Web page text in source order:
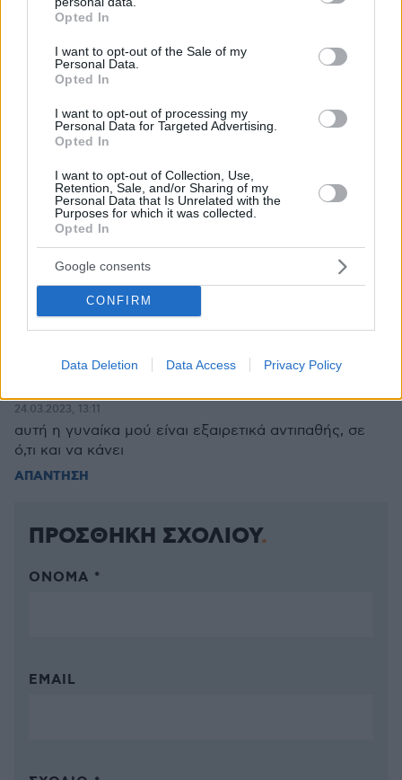
grant or deny consent to Google and its third-party tags to
use your data for below specified purposes in below Google
consent section.
Opted In
I want to opt-out of the Sale of my
Personal Data.
Opted In
I want to opt-out of processing my
Personal Data for Targeted Advertising.
Opted In
I want to opt-out of Collection, Use,
Retention, Sale, and/or Sharing of my
Personal Data that Is Unrelated with the
Purposes for which it was collected.
Opted In
Google consents
CONFIRM
Data Deletion Data Access Privacy Policy
Μοδελο
για αποθεωση 1.55 και ενα ξεσκονοπανο για μαλλι. Οι
μοντελες των 90s τραβουν τα μαλλια τους
24.03.2023, 22:21
ποιοσ εινε ο μικρος που αποθεωνει το πουρο?
ΑΠΑΝΤΗΣΗ
24.03.2023, 20:15
Ησαΐα χόρευε τη παρθένο.....
24.03.2023, 13:11
αυτή η γυναίκα μού είναι εξαιρετικά αντιπαθής, σε
ό,τι και να κάνει
ΑΠΑΝΤΗΣΗ
ΠΡΟΣΘΗΚΗ ΣΧΟΛΙΟΥ
ΌΝΟΜΑ *
EMAIL